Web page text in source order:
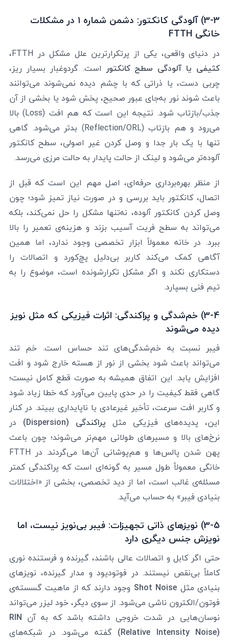
3-3) آلودگی کانکتور: دشمن شماره ۱ در مشکلات
خانگی FTTH
در دنیای واقعی، یکی از پرتکرارترین علل مشکل در FTTH،
کثیفی یا آلودگی سطح کانکتور است. گردوغبار بسیار ریز،
چربی دست، یا ذراتی که با چشم دیده نمی‌شوند می‌توانند
باعث شوند نور به‌جای عبور صحیح، پخش شود یا بخشی از آن
جذب/بازتاب شود. نتیجه این است که هم افت (Loss) بالا
می‌رود و هم بازتاب (Reflection/ORL) بدتر می‌شود. گاهی
تنها با یک بار جدا و وصل کردن غیر اصولی، سطح کانکتور
آلوده‌تر می‌شود و لینک از حالت پایدار به حالت مرزی می‌رسد.
از منظر بهره‌برداری حرفه‌ای، اصل مهم این است که قبل از
اتصال، کانکتور باید بررسی و در صورت نیاز تمیز شود؛ چون
وصل کردن کانکتور آلوده، نه‌تنها مشکل را حل نمی‌کند، بلکه
می‌تواند به سطح فریت آسیب بزند و هزینه‌ی تعمیر را بالا
ببرد. در خانه معمولاً ابزار تخصصی وجود ندارد، اما همین
آگاهی کمک می‌کند کاربر بی‌دلیل پچ‌کورد و اتصالات را
دستکاری نکند و اگر مشکل تکرارشونده است، موضوع را به
تیم فنی بسپارد.
3-4) خم‌شدگی و پراکندگی: اثرات فیزیکی که مثل نویز
دیده می‌شوند
فیبر نسبت به خم‌شدگی‌های تند حساس است. خم تند
می‌تواند باعث شود بخشی از نور از هسته خارج شود و افت
افزایش یابد. این اتفاق همیشه به صورت قطع کامل نیست؛
گاهی فقط کیفیت را در حدی پایین می‌آورد که خطا زیاد شود
و کاربر افت سرعت، تأخیر غیرعادی یا ناپایداری ببیند. در کنار
این، پدیده‌های فیزیکی مثل پراکندگی (Dispersion)
در
نرخ‌های بالا و مسیرهای طولانی مهم‌تر می‌شوند؛ چون باعث
پهن شدن پالس‌ها و هم‌پوشانی آن‌ها می‌گردند. در FTTH
خانگی معمولاً طول مسیر به گونه‌ای است که پراکندگی کمتر
مسئله‌ی غالب است، اما از دید تخصصی، بخشی از «اختلالات
بنیادی فیبر» به حساب می‌آید.
3-5) نویزهای ذاتی تجهیزات: فیبر بی‌نویز نیست، اما
نویزش جنس دیگری دارد
حتی اگر کابل و اتصالات عالی باشند، گیرنده و فرستنده نوری
کاملاً بی‌نقص نیستند. در فوتودیود و مدار گیرنده، نویزهای
بنیادی مثل Shot Noise وجود دارند که از ماهیت گسسته‌ی
فوتون/الکترون ناشی می‌شود. از سوی دیگر، خود لیزر می‌تواند
نوسان‌هایی در شدت خروجی داشته باشد که به آن RIN
(Relative Intensity Noise) گفته می‌شود. در شبکه‌های